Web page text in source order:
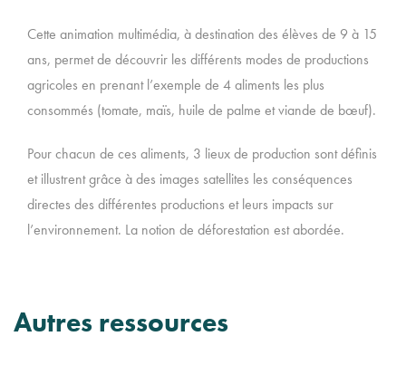
Cette animation multimédia, à destination des élèves de 9 à 15
ans, permet de découvrir les différents modes de productions
agricoles en prenant l’exemple de 4 aliments les plus
consommés (tomate, maïs, huile de palme et viande de bœuf).
Pour chacun de ces aliments, 3 lieux de production sont définis
et illustrent grâce à des images satellites les conséquences
directes des différentes productions et leurs impacts sur
l’environnement. La notion de déforestation est abordée.
Autres ressources